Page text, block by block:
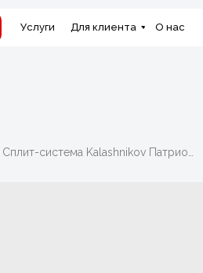
Услуги Для клиента О нас